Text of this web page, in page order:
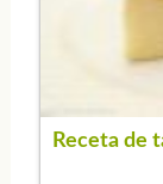
Receta de